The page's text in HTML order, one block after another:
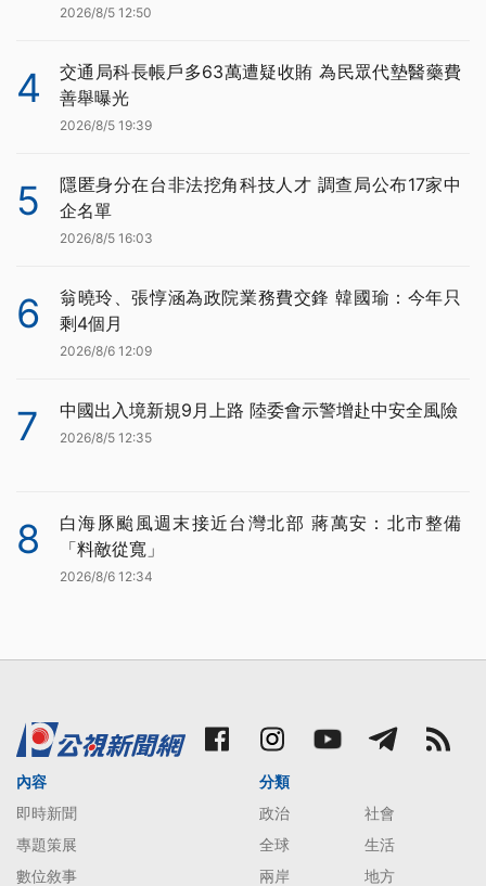
2026/8/5 12:50
4
交通局科長帳戶多63萬遭疑收賄 為民眾代墊醫藥費
善舉曝光
2026/8/5 19:39
5
隱匿身分在台非法挖角科技人才 調查局公布17家中
企名單
2026/8/5 16:03
6
翁曉玲、張惇涵為政院業務費交鋒 韓國瑜：今年只
剩4個月
2026/8/6 12:09
7 中國出入境新規9月上路 陸委會示警增赴中安全風險
2026/8/5 12:35
8
白海豚颱風週末接近台灣北部 蔣萬安：北市整備
「料敵從寬」
2026/8/6 12:34
內容
即時新聞
專題策展
數位敘事
分類
政治
社會
全球
生活
兩岸
地方